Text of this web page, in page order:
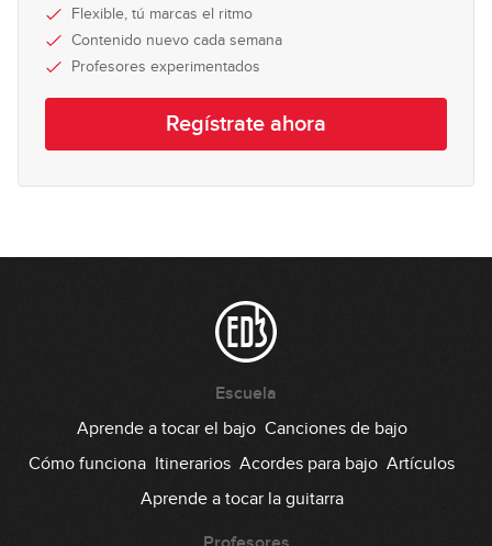
16:04
GRATIS
23:10
Red Hot Chili Peppers -
Californication
Flexible, tú marcas el ritmo
Contenido nuevo cada semana
Profesores experimentados
Regístrate ahora
Escuela
Aprende a tocar el bajo Canciones de bajo
Cómo funciona Itinerarios Acordes para bajo Artículos
Aprende a tocar la guitarra